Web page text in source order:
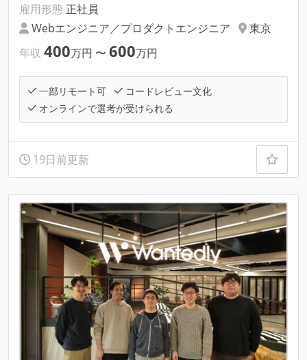
雇用形態 正社員
Webエンジニア／プロダクトエンジニア
東京
年収 400万円 〜 600万円
一部リモート可
コードレビュー文化
オンラインで選考が受けられる
19日前更新